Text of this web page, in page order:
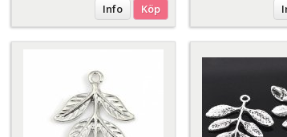
Info Köp